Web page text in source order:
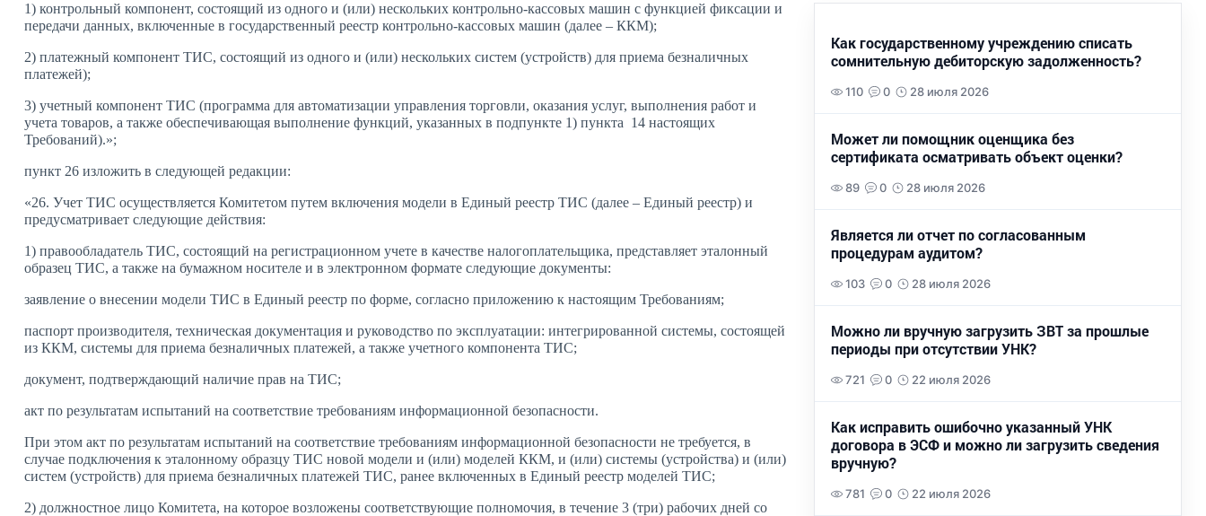
1) контрольный компонент, состоящий из одного и (или) нескольких контрольно-кассовых машин с функцией фиксации и
передачи данных, включенные в государственный реестр контрольно-кассовых машин (далее – ККМ);
2) платежный компонент ТИС, состоящий из одного и (или) нескольких систем (устройств) для приема безналичных
платежей);
3) учетный компонент ТИС (программа для автоматизации управления торговли, оказания услуг, выполнения работ и
учета товаров, а также обеспечивающая выполнение функций, указанных в подпункте 1) пункта 14 настоящих
Требований).»;
пункт 26 изложить в следующей редакции:
«26. Учет ТИС осуществляется Комитетом путем включения модели в Единый реестр ТИС (далее – Единый реестр) и
предусматривает следующие действия:
1) правообладатель ТИС, состоящий на регистрационном учете в качестве налогоплательщика, представляет эталонный
образец ТИС, а также на бумажном носителе и в электронном формате следующие документы:
заявление о внесении модели ТИС в Единый реестр по форме, согласно приложению к настоящим Требованиям;
паспорт производителя, техническая документация и руководство по эксплуатации: интегрированной системы, состоящей
из ККМ, системы для приема безналичных платежей, а также учетного компонента ТИС;
документ, подтверждающий наличие прав на ТИС;
акт по результатам испытаний на соответствие требованиям информационной безопасности.
При этом акт по результатам испытаний на соответствие требованиям информационной безопасности не требуется, в
случае подключения к эталонному образцу ТИС новой модели и (или) моделей ККМ, и (или) системы (устройства) и (или)
систем (устройств) для приема безналичных платежей ТИС, ранее включенных в Единый реестр моделей ТИС;
2) должностное лицо Комитета, на которое возложены соответствующие полномочия, в течение 3 (три) рабочих дней со
Как государственному учреждению списать
сомнительную дебиторскую задолженность?
110 0 28 июля 2026
Может ли помощник оценщика без
сертификата осматривать объект оценки?
89 0 28 июля 2026
Является ли отчет по согласованным
процедурам аудитом?
103 0 28 июля 2026
Можно ли вручную загрузить ЗВТ за прошлые
периоды при отсутствии УНК?
721 0 22 июля 2026
Как исправить ошибочно указанный УНК
договора в ЭСФ и можно ли загрузить сведения
вручную?
781 0 22 июля 2026